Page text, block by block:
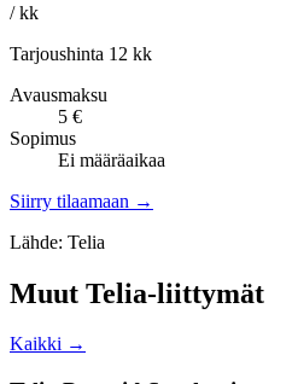
/ kk
Tarjoushinta 12 kk
Avausmaksu
5 €
Sopimus
Ei määräaikaa
Siirry tilaamaan →
Lähde: Telia
Muut Telia-liittymät
Kaikki →